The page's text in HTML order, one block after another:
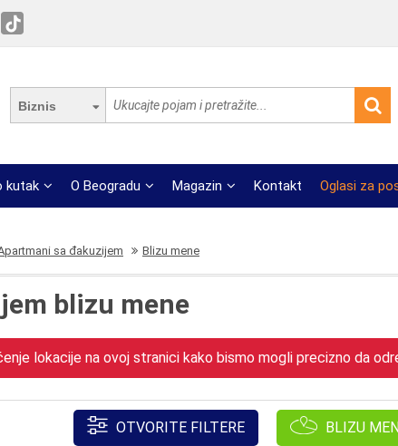
Biznis
kutak O Beogradu Magazin Kontakt Oglasi za
sa đakuzijem Blizu mene
blizu mene
lokacije na ovoj stranici kako bismo mogli precizno da
OTVORITE FILTERE BLIZU